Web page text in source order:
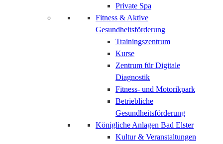
Private Spa
Fitness & Aktive
Gesundheitsförderung
Trainingszentrum
Kurse
Zentrum für Digitale
Diagnostik
Fitness- und Motorikpark
Betriebliche
Gesundheitsförderung
Königliche Anlagen Bad Elster
Kultur & Veranstaltungen